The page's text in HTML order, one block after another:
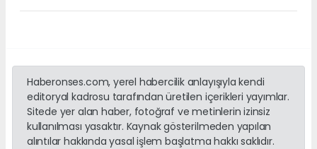
Haberonses.com, yerel habercilik anlayışıyla kendi
editoryal kadrosu tarafından üretilen içerikleri yayımlar.
Sitede yer alan haber, fotoğraf ve metinlerin izinsiz
kullanılması yasaktır. Kaynak gösterilmeden yapılan
alıntılar hakkında yasal işlem başlatma hakkı saklıdır.